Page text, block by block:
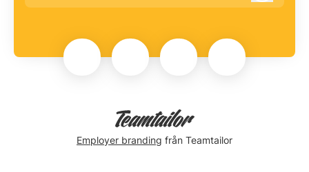
Employer branding från Teamtailor